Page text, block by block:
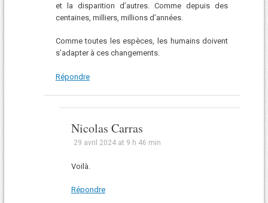
et la disparition d’autres. Comme depuis des
centaines, milliers, millions d’années.
Comme toutes les espèces, les humains doivent
s’adapter à ces changements.
Répondre
Nicolas Carras
29 avril 2024 at 9 h 46 min
Voilà.
Répondre